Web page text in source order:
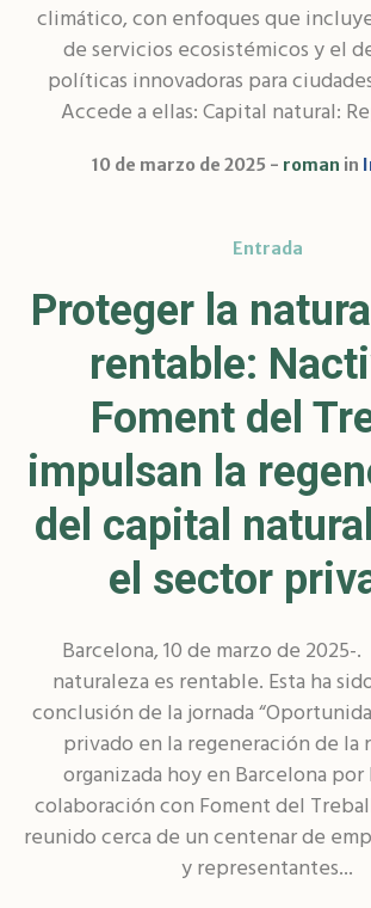
climático, con enfoques que
de servicios ecosistémicos y el
políticas innovadoras para
Accede a ellas: Capital natural:
10 de marzo de 2025 roman in
Entrada
Proteger la
rentable:
Foment del
impulsan la
del capital
el sector
Barcelona, 10 de marzo de 2025-
naturaleza es rentable. Esta ha
conclusión de la jornada
privado en la regeneración de la
organizada hoy en Barcelona
colaboración con Foment del
reunido cerca de un centenar de
y representantes...